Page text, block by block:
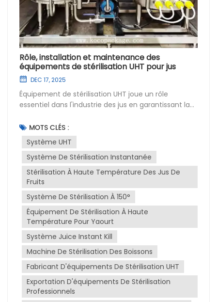
Rôle, installation et maintenance des
équipements de stérilisation UHT pour jus
DEC 17, 2025
Équipement de stérilisation UHT joue un rôle
essentiel dans l'industrie des jus en garantissant la
Système de stérilisation à haute température utilise
la stérilisation instantanée à ultra-haute
température (UHT) pour tuer les bactéries et autres
micro-organismes susceptibles d'altérer le
jus.Stérilisation instantanée UHT Ce procédé
consiste à chauffer le jus à haute température
pendant un laps de temps très court, généralement
entre 135 et 150 °C pendant quelques secondes. Il
détruit efficacement les agents pathogènes sans
altérer le goût, la couleur ni la valeur nutritionnelle
du jus. Le jus stérilisé est ensuite conditionné de
manière aseptique afin de préserver sa qualité et
d'allonger sa durée de conservation.L'installation
d'un équipement de stérilisation UHT exige une
planification et une exécution rigoureuses. Il doit
être intégré à la ligne de production existante, en
veillant à sa compatibilité avec les autres machines.
MOTS CLÉS :
Système UHT
Système De Stérilisation Instantanée
Stérilisation À Haute Température Des Jus De
Fruits
Système De Stérilisation À 150°
Équipement De Stérilisation À Haute
Température Pour Yaourt
Système Juice Instant Kill
Machine De Stérilisation Des Boissons
Fabricant D'équipements De Stérilisation UHT
Exportation D'équipements De Stérilisation
Professionnels